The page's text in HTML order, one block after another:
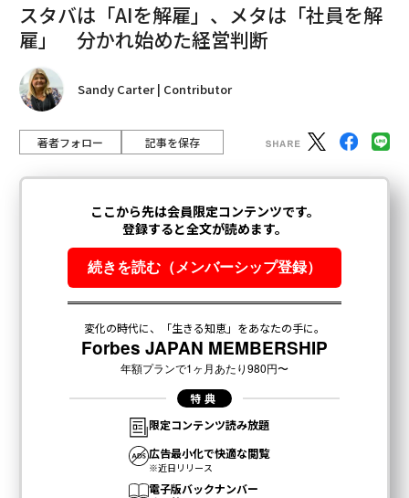
スタバは「AIを解雇」、メタは「社員を解
雇」 分かれ始めた経営判断
Sandy Carter | Contributor
著者フォロー 記事を保存